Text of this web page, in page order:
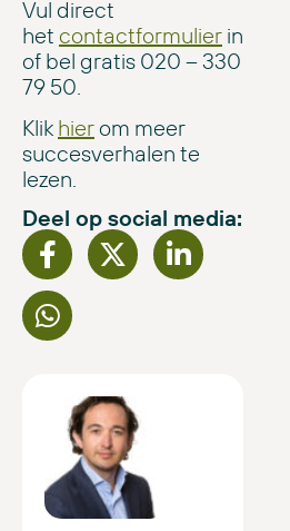
Vul direct
het contactformulier in
of bel gratis 020 – 330
79 50.
Klik hier om meer
succesverhalen te
lezen.
Deel op social media: